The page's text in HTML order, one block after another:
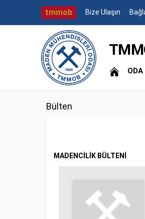
tmmob Bize Ulaşın
Bülten
MADENCİLİK BÜLTENİ